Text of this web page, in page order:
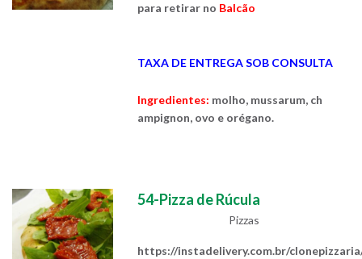
para retirar no Balcão
TAXA DE ENTREGA SOB CONSULTA
Ingredientes: molho, mussarum, ch
ampignon, ovo e orégano.
54-Pizza de Rúcula
Pizzas
https://instadelivery.com.br/